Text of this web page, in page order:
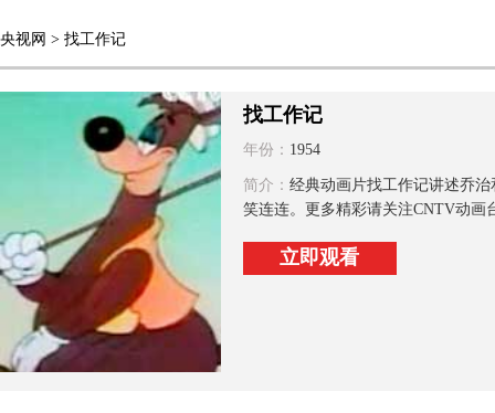
央视网 > 找工作记
找工作记
年份： 1954
简介： 经典动画片找工作记讲述乔
笑连连。更多精彩请关注CNTV动画
立即观看